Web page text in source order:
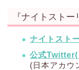
『ナイトスト
ナイトスト
公式Twitter(
(日本アカウ